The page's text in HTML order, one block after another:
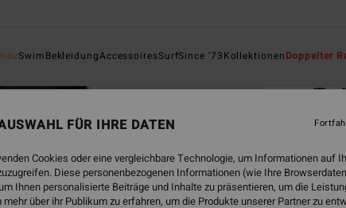
SwimBekleidungAccessoiresSurfSince '73KollektionenDoppelter
CHF
SALE
FÜR IHRE DATEN
Cookies oder eine vergleichbare Technologie, um Informationen auf
Diese personenbezogenen Informationen (wie Ihre
Ihnen personalisierte Beiträge und Inhalte zu präsentieren, um die
über ihr Publikum zu erfahren, um die Produkte unserer Partner zu